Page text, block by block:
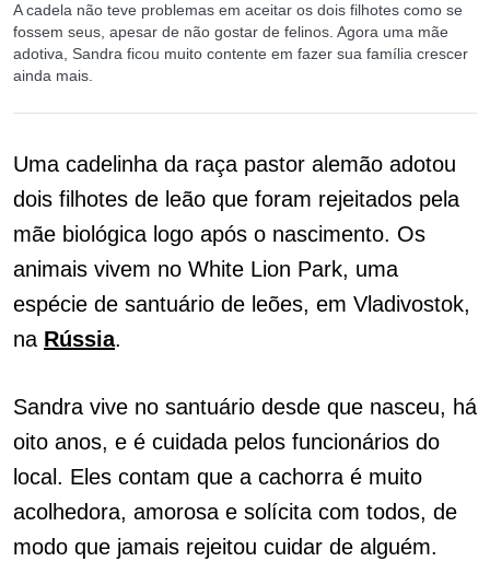
A cadela não teve problemas em aceitar os dois filhotes como se
fossem seus, apesar de não gostar de felinos. Agora uma mãe
adotiva, Sandra ficou muito contente em fazer sua família crescer
ainda mais.
Uma cadelinha da raça pastor alemão adotou
dois filhotes de leão que foram rejeitados pela
mãe biológica logo após o nascimento. Os
animais vivem no White Lion Park, uma
espécie de santuário de leões, em Vladivostok,
na Rússia.
Sandra vive no santuário desde que nasceu, há
oito anos, e é cuidada pelos funcionários do
local. Eles contam que a cachorra é muito
acolhedora, amorosa e solícita com todos, de
modo que jamais rejeitou cuidar de alguém.